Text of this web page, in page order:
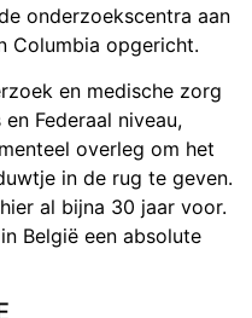
onderzoekscentra aan
Columbia opgericht.
en medische zorg
Federaal niveau,
overleg om het
in de rug te geven.
al bijna 30 jaar voor.
België een absolute